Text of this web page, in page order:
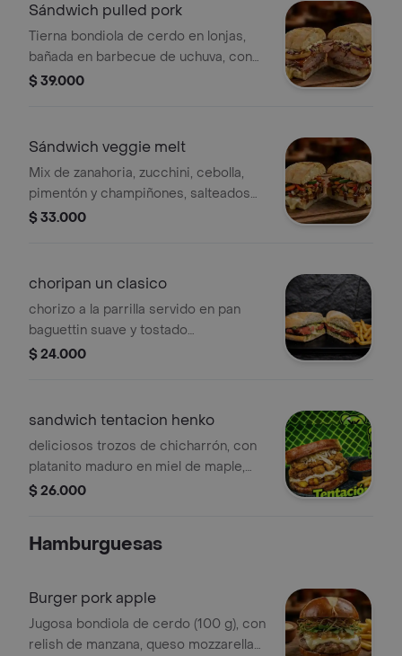
Sándwich pulled pork
Tierna bondiola de cerdo en lonjas,
bañada en barbecue de uchuva, con
queso philadelphia cremoso, aros de
ciabatta suave y doradito.
$ 39.000
Sándwich veggie melt
Mix de zanahoria, zucchini, cebolla,
pimentón y champiñones, salteados
en salsa de soya, humo y salsa de
$ 33.000
choripan un clasico
chorizo a la parrilla servido en pan
baguettin suave y tostado
acompañado de salsa provenzal
$ 24.000
sandwich tentacion henko
deliciosos trozos de chicharrón, con
platanito maduro en miel de maple,
coronado con queso costeño y suero
salsa de la casa y papitas
$ 26.000
Hamburguesas
Burger pork apple
Jugosa bondiola de cerdo (100 g), con
relish de manzana, queso mozzarella